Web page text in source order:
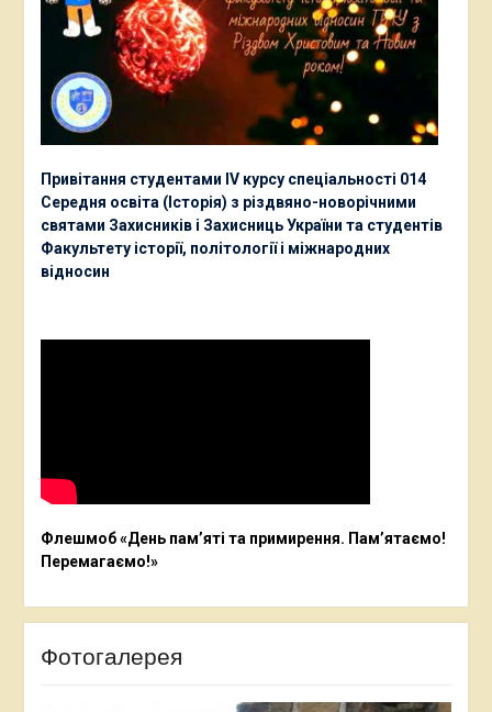
Привітання студентами ІV курсу спеціальності 014
Середня освіта (Історія) з різдвяно-новорічними
святами Захисників і Захисниць України та студентів
Факультету історії, політології і міжнародних
відносин
Флешмоб «День пам’яті та примирення. Пам’ятаємо!
Перемагаємо!»
Фотогалерея